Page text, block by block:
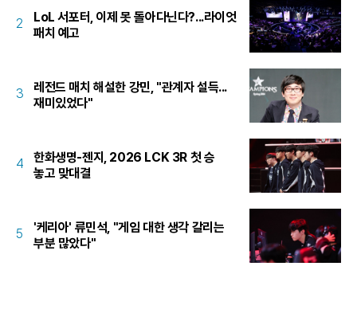
2
LoL 서포터, 이제 못 돌아다닌다?...라이엇
패치 예고
3
레전드 매치 해설한 강민, "관계자 설득...
재미있었다"
4
한화생명-젠지, 2026 LCK 3R 첫 승
놓고 맞대결
5
'케리아' 류민석, "게임 대한 생각 갈리는
부분 많았다"